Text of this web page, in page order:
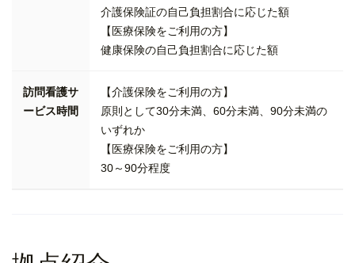
介護保険証の自己負担割合に応じた額
【医療保険をご利用の方】
健康保険の自己負担割合に応じた額
訪問看護サ
ービス時間
【介護保険をご利用の方】
原則として30分未満、60分未満、90分未満の
いずれか
【医療保険をご利用の方】
30～90分程度